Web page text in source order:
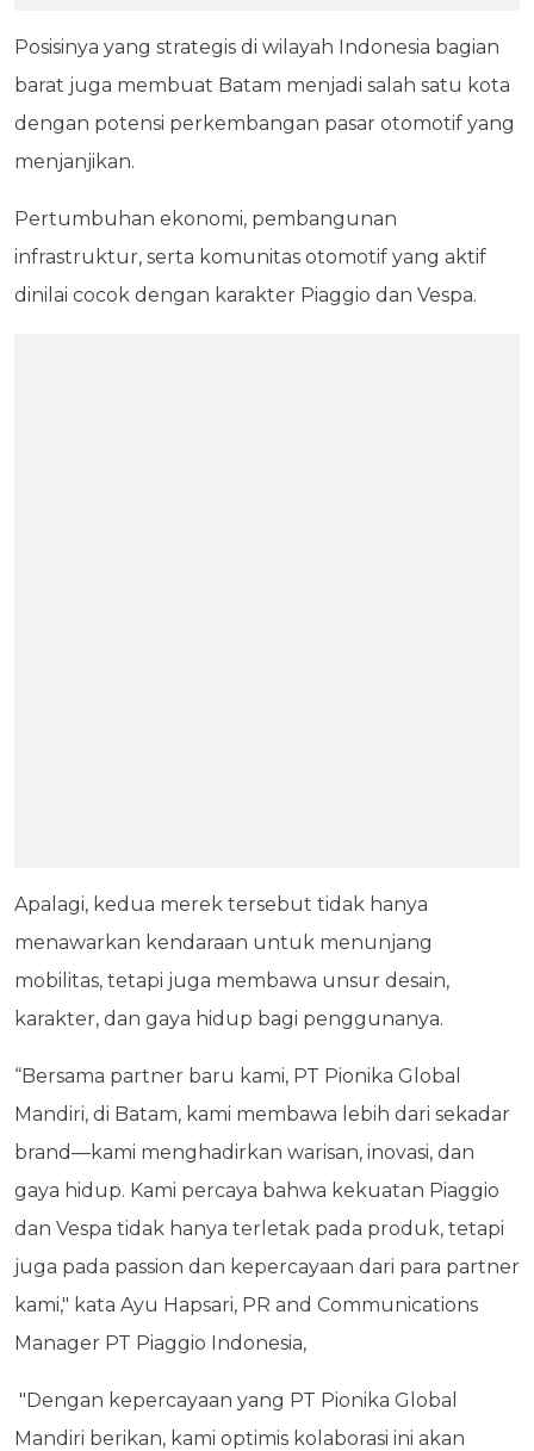
Posisinya yang strategis di wilayah Indonesia bagian
barat juga membuat Batam menjadi salah satu kota
dengan potensi perkembangan pasar otomotif yang
menjanjikan.
Pertumbuhan ekonomi, pembangunan
infrastruktur, serta komunitas otomotif yang aktif
dinilai cocok dengan karakter Piaggio dan Vespa.
Apalagi, kedua merek tersebut tidak hanya
menawarkan kendaraan untuk menunjang
mobilitas, tetapi juga membawa unsur desain,
karakter, dan gaya hidup bagi penggunanya.
“Bersama partner baru kami, PT Pionika Global
Mandiri, di Batam, kami membawa lebih dari sekadar
brand—kami menghadirkan warisan, inovasi, dan
gaya hidup. Kami percaya bahwa kekuatan Piaggio
dan Vespa tidak hanya terletak pada produk, tetapi
juga pada passion dan kepercayaan dari para partner
kami," kata Ayu Hapsari, PR and Communications
Manager PT Piaggio Indonesia,
"Dengan kepercayaan yang PT Pionika Global
Mandiri berikan, kami optimis kolaborasi ini akan